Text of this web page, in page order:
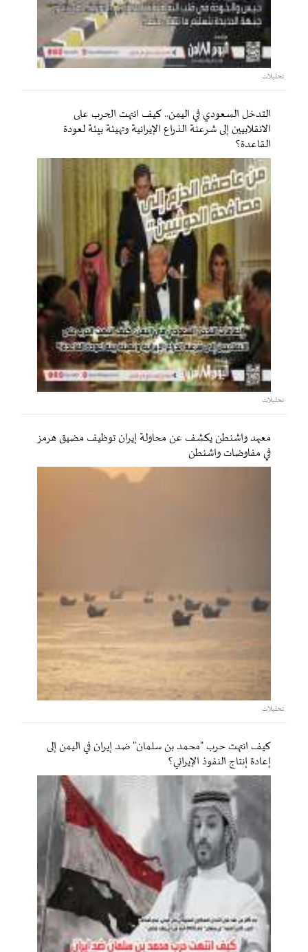
تحليلات
التدخل السعودي في اليمن.. كيف انتهت الحرب على
الانقلابيين إلى شرعنة الذراع الإيرانية وتهيئة بيئة لعودة
القاعدة؟
تحليلات
معهد واشنطن يكشف عن محاولة إيران توظيف مضيق هرمز
في مفاوضات واشنطن
تحليلات
كيف انتهت حرب "محمد بن سلمان" ضد إيران في اليمن إلى
إعادة إنتاج النفوذ الإيراني؟